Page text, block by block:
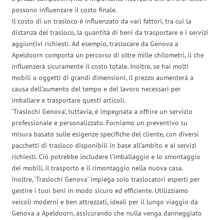
possono influenzare il costo finale.
Il costo di un trasloco è influenzato da vari fattori, tra cui la
distanza del trasloco, la quantità di beni da trasportare e i servizi
aggiuntivi richiesti. Ad esempio, traslocare da Genova a
Apeldoorn comporta un percorso di oltre mille chilometri, il che
influenzerà sicuramente il costo totale. Inoltre, se hai molti
mobili o oggetti di grandi dimensioni, il prezzo aumenterà a
causa dell’aumento del tempo e del lavoro necessari per
imballare e trasportare questi articoli.
‘Traslochi Genova’, tuttavia, è impegnata a offrire un servizio
professionale e personalizzato. Forniamo un preventivo su
misura basato sulle esigenze specifiche del cliente, con diversi
pacchetti di trasloco disponibili in base all’ambito e ai servizi
richiesti. Ciò potrebbe includere l’imballaggio e lo smontaggio
dei mobili, il trasporto e il rimontaggio nella nuova casa.
Inoltre, ‘Traslochi Genova’ impiega solo traslocatori esperti per
gestire i tuoi beni in modo sicuro ed efficiente. Utilizziamo
veicoli moderni e ben attrezzati, ideali per il lungo viaggio da
Genova a Apeldoorn, assicurando che nulla venga danneggiato